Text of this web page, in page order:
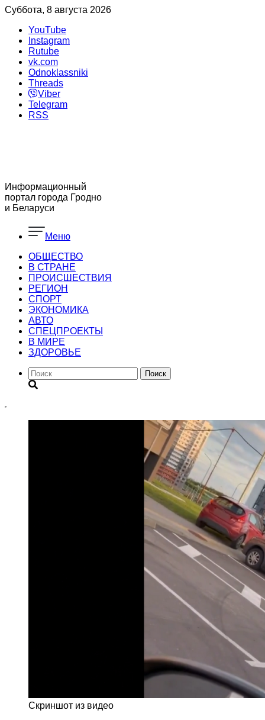
Суббота, 8 августа 2026
YouTube
Instagram
Rutube
vk.com
Odnoklassniki
Threads
Viber
Telegram
RSS
Информационный
портал города Гродно
и Беларуси
Меню
ОБЩЕСТВО
В СТРАНЕ
ПРОИСШЕСТВИЯ
РЕГИОН
CПОРТ
ЭКОНОМИКА
АВТО
СПЕЦПРОЕКТЫ
В МИРЕ
ЗДОРОВЬЕ
Поиск
Скриншот из видео